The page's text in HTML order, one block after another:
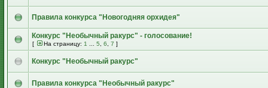
Правила конкурса "Новогодняя орхидея"
Конкурс "Необычный ракурс" - голосование!
[ На страницу: 1 5 6 7 ]
Конкурс "Необычный ракурс"
Правила конкурса "Необычный ракурс"